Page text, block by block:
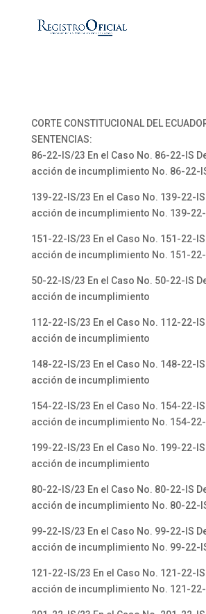
CORTE CONSTITUCIONAL DEL
SENTENCIAS:
86-22-IS/23 En el Caso No. 86-22-IS
acción de incumplimiento No. 86-22-
139-22-IS/23 En el Caso No. 139-22-
acción de incumplimiento No. 139-
151-22-IS/23 En el Caso No. 151-22-
acción de incumplimiento No. 151-
50-22-IS/23 En el Caso No. 50-22-IS
acción de incumplimiento
112-22-IS/23 En el Caso No. 112-22-
acción de incumplimiento
148-22-IS/23 En el Caso No. 148-22-
acción de incumplimiento
154-22-IS/23 En el Caso No. 154-22-
acción de incumplimiento No. 154-
199-22-IS/23 En el Caso No. 199-22-
acción de incumplimiento
80-22-IS/23 En el Caso No. 80-22-IS
acción de incumplimiento No. 80-22-
99-22-IS/23 En el Caso No. 99-22-IS
acción de incumplimiento No. 99-22-
121-22-IS/23 En el Caso No. 121-22-
acción de incumplimiento No. 121-